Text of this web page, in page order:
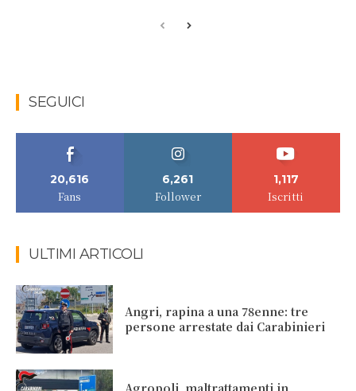
SEGUICI
20,616
Fans
6,261
Follower
1,117
Iscritti
ULTIMI ARTICOLI
Angri, rapina a una 78enne: tre
persone arrestate dai Carabinieri